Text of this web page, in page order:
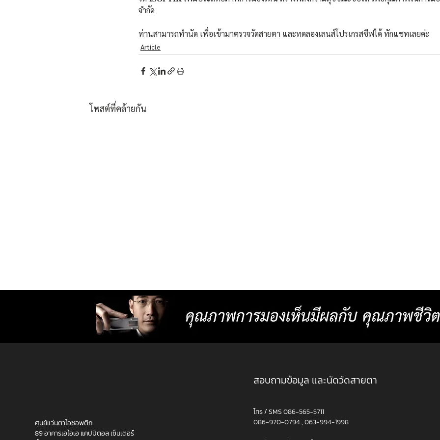
จำกัด
ท่านสามารถทำนัด เพื่อเข้ามาตรวจวัดสายตา และทดลองเลนส์โปรเกรสซีฟได้ ทักแชทเลยค่ะ
Article
โพสต์ที่คล้ายกัน
มองอะไรก็ชัดสบายตาไม่ต้อง
“ แว่นตาที่ดีที่สุด และเหมาะสม
ตัวไม่เหมือนใคร
การ
ศูนย์แว่นตาไอซอพติก
89 อาคารเอไอเอ แคปปิตอล เซ็นเตอร์
สอบถามข้อมูล และนัดวัดสายตา
โทร / SMS086-565-5711
086-970-0794,063-994-1998